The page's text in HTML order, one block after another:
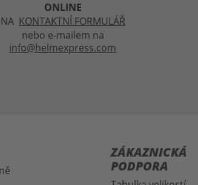
ONLINE
NA KONTAKTNÍ FORMULÁŘ
nebo e-mailem na
info@helmexpress.com
ZÁKAZNICKÁ
PODPORA